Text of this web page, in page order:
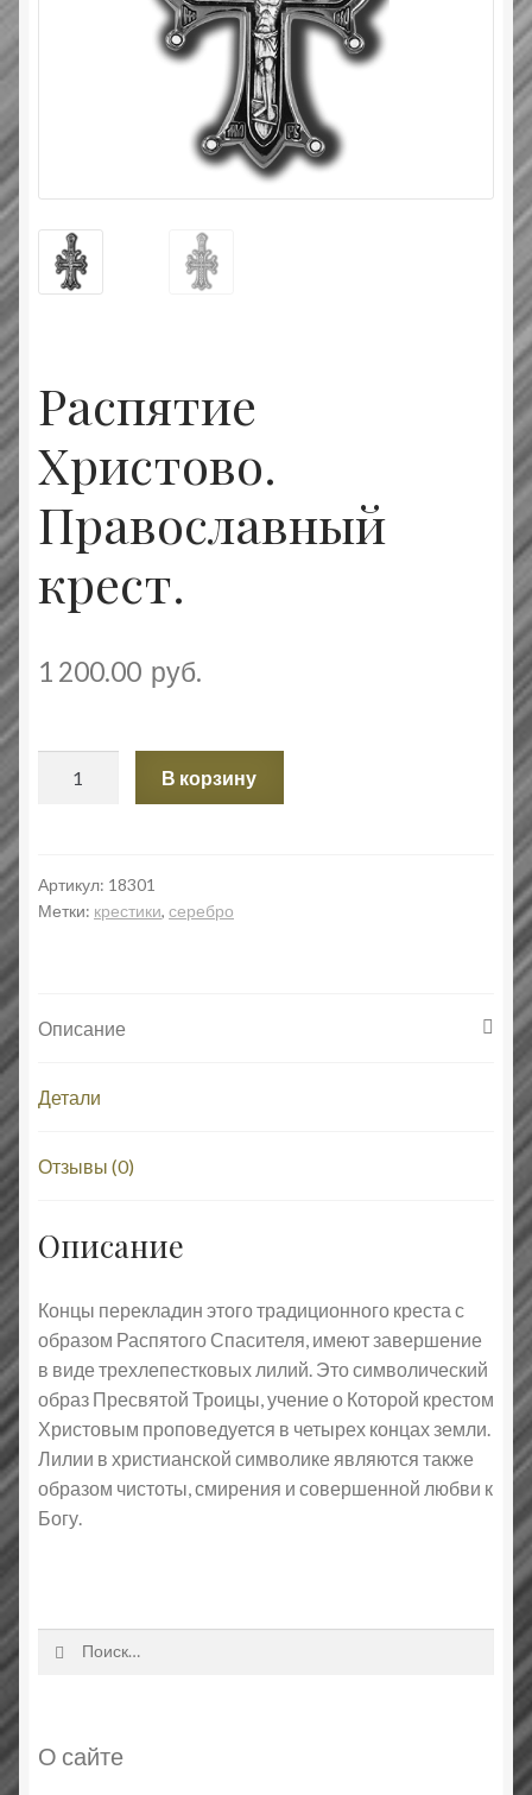
Типовой договор
Контактная информация
Православные подарки
Распятие
Христово.
Православный
крест.
1 200.00 руб.
Православный
крест.
В корзину
Артикул: 18301
Метки: крестики, серебро
Описание
Детали
Отзывы (0)
Описание
Концы перекладин этого традиционного креста с
образом Распятого Спасителя, имеют завершение
в виде трехлепестковых лилий. Это символический
образ Пресвятой Троицы, учение о Которой крестом
Христовым проповедуется в четырех концах земли.
Лилии в христианской символике являются также
образом чистоты, смирения и совершенной любви к
Богу.
О сайте